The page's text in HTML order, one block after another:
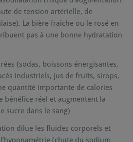
de tension artérielle, de
La bière fraîche ou le rosé en
pas à une bonne hydratation
(sodas, boissons énergisantes,
industriels, jus de fruits, sirops,
quantité importante de calories
bénéfice réel et augmentent la
sucre dans le sang)
dilue les fluides corporels et
(chute du sodium